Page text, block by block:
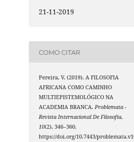
21-11-2019
COMO CITAR
Pereira, V. (2019). A FILOSOFIA
AFRICANA COMO CAMINHO
MULTIEPISTEMOLÓGICO NA
ACADEMIA BRANCA.Problemata -
Revista Internacional De Filosofia,
10(2), 346–360.
https://doi.org/10.7443/